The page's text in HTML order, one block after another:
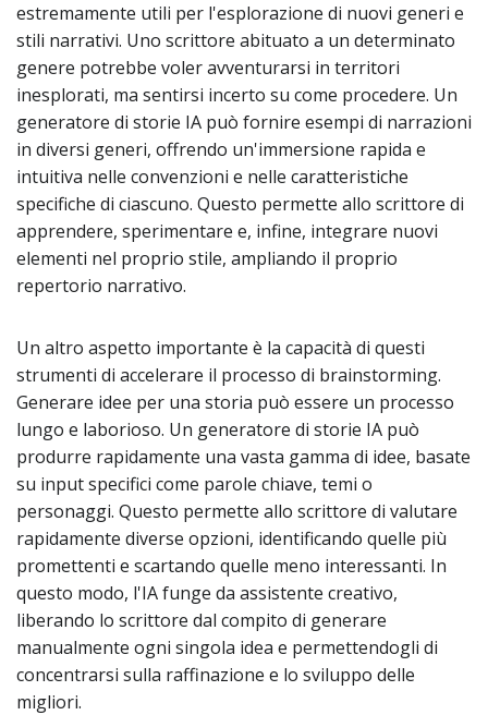
estremamente utili per l'esplorazione di nuovi generi e
stili narrativi. Uno scrittore abituato a un determinato
genere potrebbe voler avventurarsi in territori
inesplorati, ma sentirsi incerto su come procedere. Un
generatore di storie IA può fornire esempi di narrazioni
in diversi generi, offrendo un'immersione rapida e
intuitiva nelle convenzioni e nelle caratteristiche
specifiche di ciascuno. Questo permette allo scrittore di
apprendere, sperimentare e, infine, integrare nuovi
elementi nel proprio stile, ampliando il proprio
repertorio narrativo.
Un altro aspetto importante è la capacità di questi
strumenti di accelerare il processo di brainstorming.
Generare idee per una storia può essere un processo
lungo e laborioso. Un generatore di storie IA può
produrre rapidamente una vasta gamma di idee, basate
su input specifici come parole chiave, temi o
personaggi. Questo permette allo scrittore di valutare
rapidamente diverse opzioni, identificando quelle più
promettenti e scartando quelle meno interessanti. In
questo modo, l'IA funge da assistente creativo,
liberando lo scrittore dal compito di generare
manualmente ogni singola idea e permettendogli di
concentrarsi sulla raffinazione e lo sviluppo delle
migliori.